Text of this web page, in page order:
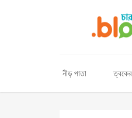
নীড় পাতা